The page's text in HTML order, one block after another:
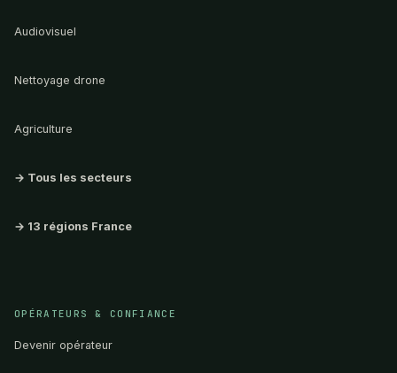
Audiovisuel
Nettoyage drone
Agriculture
→ Tous les secteurs
→ 13 régions France
OPÉRATEURS & CONFIANCE
Devenir opérateur